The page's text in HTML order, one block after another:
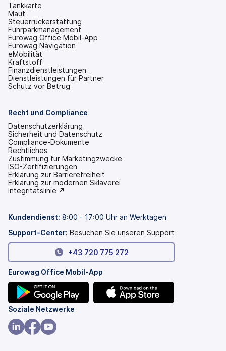
Tankkarte
Maut
Steuerrückerstattung
Fuhrparkmanagement
Eurowag Office Mobil-App
Eurowag Navigation
eMobilität
Kraftstoff
Finanzdienstleistungen
Dienstleistungen für Partner
Schutz vor Betrug
Recht und Compliance
Datenschutzerklärung
Sicherheit und Datenschutz
Compliance-Dokumente
Rechtliches
Zustimmung für Marketingzwecke
ISO-Zertifizierungen
Erklärung zur Barrierefreiheit
(wird
in
Tab
Erklärung zur modernen Sklaverei
(wird
neuen
geöffnet)
Integritätslinie ↗
Kundendienst: 8:00 - 17:00 Uhr an Werktagen
Support-Center: Besuchen Sie unseren Support
+43 720 775 272
Eurowag Office Mobil-App
(wird
in
einem
Soziale Netzwerke